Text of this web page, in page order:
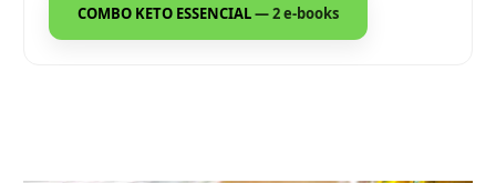
COMBO KETO ESSENCIAL— 2 e-books